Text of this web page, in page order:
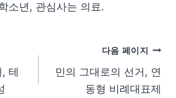
소년, 관심사는 의료.
테
다음 페이지
민의 그대로의 선거, 연
동형 비례대표제